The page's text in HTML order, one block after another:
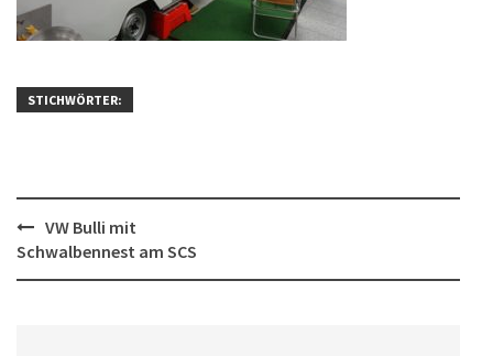
STICHWÖRTER:
Post
navigation
VW Bulli mit
Schwalbennest am SCS